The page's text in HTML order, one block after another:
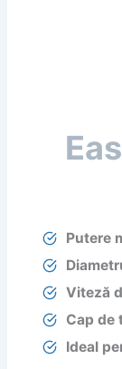
Putere
Viteză
Cap de
Ideal